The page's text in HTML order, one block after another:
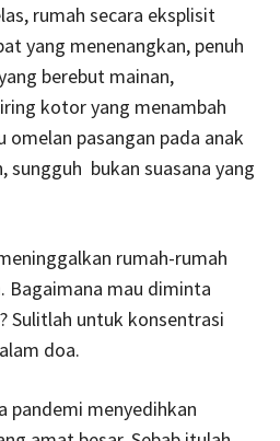
rumah secara eksplisit
yang menenangkan, penuh
berebut mainan,
kotor yang menambah
omelan pasangan pada anak
sungguh bukan suasana yang
rumah-rumah
Bagaimana mau diminta
Sulitlah untuk konsentrasi
doa.
pandemi menyedihkan